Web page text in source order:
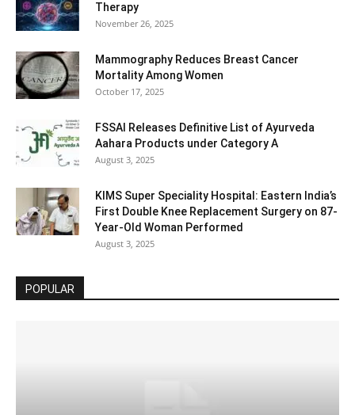
Therapy
November 26, 2025
Mammography Reduces Breast Cancer
Mortality Among Women
October 17, 2025
FSSAI Releases Definitive List of Ayurveda
Aahara Products under Category A
August 3, 2025
KIMS Super Speciality Hospital: Eastern India’s
First Double Knee Replacement Surgery on 87-
Year-Old Woman Performed
August 3, 2025
POPULAR